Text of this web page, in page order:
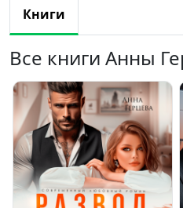
Книги
Все книги Анны